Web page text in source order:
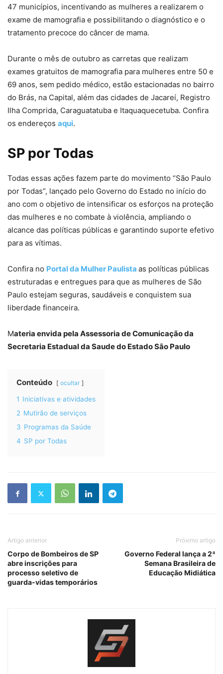
47 municípios, incentivando as mulheres a realizarem o
exame de mamografia e possibilitando o diagnóstico e o
tratamento precoce do câncer de mama.
Durante o mês de outubro as carretas que realizam
exames gratuitos de mamografia para mulheres entre 50 e
69 anos, sem pedido médico, estão estacionadas no bairro
do Brás, na Capital, além das cidades de Jacareí, Registro
Ilha Comprida, Caraguatatuba e Itaquaquecetuba. Confira
os endereços aqui.
SP por Todas
Todas essas ações fazem parte do movimento “São Paulo
por Todas”, lançado pelo Governo do Estado no início do
ano com o objetivo de intensificar os esforços na proteção
das mulheres e no combate à violência, ampliando o
alcance das políticas públicas e garantindo suporte efetivo
para as vítimas.
Confira no Portal da Mulher Paulista as políticas públicas
estruturadas e entregues para que as mulheres de São
Paulo estejam seguras, saudáveis e conquistem sua
liberdade financeira.
Materia envida pela Assessoria de Comunicação da
Secretaria Estadual da Saude do Estado São Paulo
Conteúdo ocultar
1 Iniciativas e atividades
2 Mutirão de serviços
3 Programas da Saúde
4 SP por Todas
Artigo anterior
Corpo de Bombeiros de SP
abre inscrições para
processo seletivo de
guarda-vidas temporários
Próximo artigo
Governo Federal lança a 2ª
Semana Brasileira de
Educação Midiática